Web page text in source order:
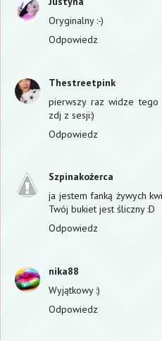
Oryginalny :-)
Odpowiedz
Thestreetpink
pierwszy raz widze tego
zdj z sesji:)
Odpowiedz
Szpinakożerca
ja jestem fanką żywych
Twój bukiet jest śliczny :D
Odpowiedz
nika88
Wyjątkowy :)
Odpowiedz